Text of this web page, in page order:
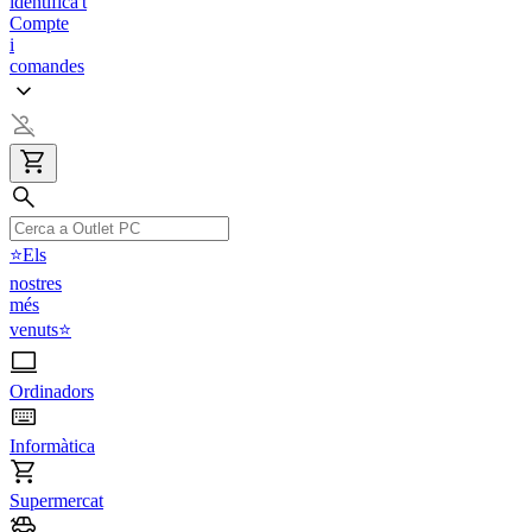
Compte
i
comandes
⭐Els
nostres
més
venuts⭐
Ordinadors
Informàtica
Supermercat